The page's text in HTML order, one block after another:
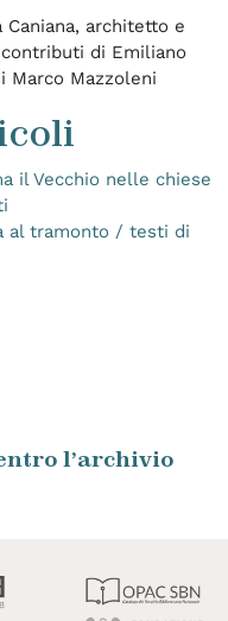
Caniana, architetto e
di Emiliano
Marco Mazzoleni
il Vecchio nelle chiese
al tramonto / testi di
l’archivio